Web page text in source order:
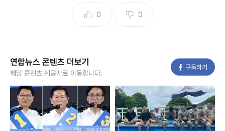
0 0
연합뉴스 콘텐츠 더보기
해당 콘텐츠 제공사로 이동합니다.
구독하기